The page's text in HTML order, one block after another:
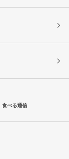
食べる通信